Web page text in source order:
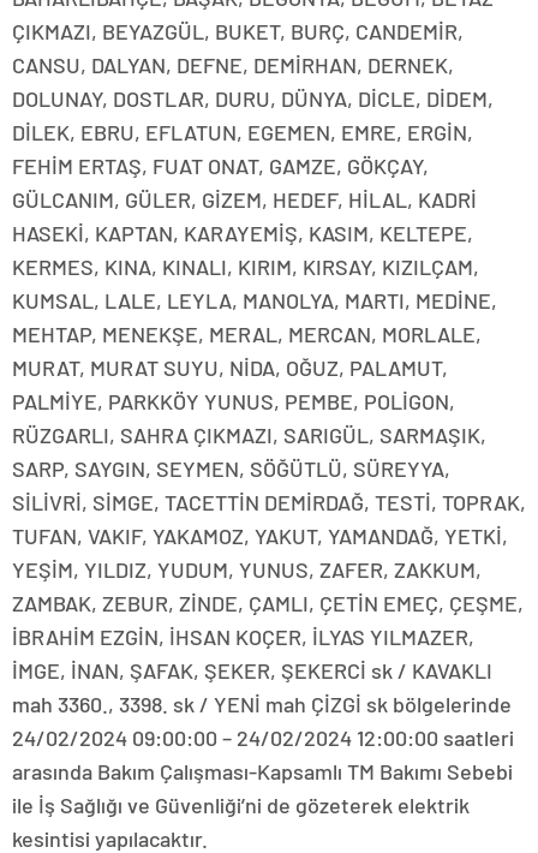
ÇIKMAZI, BEYAZGÜL, BUKET, BURÇ, CANDEMİR,
CANSU, DALYAN, DEFNE, DEMİRHAN, DERNEK,
DOLUNAY, DOSTLAR, DURU, DÜNYA, DİCLE, DİDEM,
DİLEK, EBRU, EFLATUN, EGEMEN, EMRE, ERGİN,
FEHİM ERTAŞ, FUAT ONAT, GAMZE, GÖKÇAY,
GÜLCANIM, GÜLER, GİZEM, HEDEF, HİLAL, KADRİ
HASEKİ, KAPTAN, KARAYEMİŞ, KASIM, KELTEPE,
KERMES, KINA, KINALI, KIRIM, KIRSAY, KIZILÇAM,
KUMSAL, LALE, LEYLA, MANOLYA, MARTI, MEDİNE,
MEHTAP, MENEKŞE, MERAL, MERCAN, MORLALE,
MURAT, MURAT SUYU, NİDA, OĞUZ, PALAMUT,
PALMİYE, PARKKÖY YUNUS, PEMBE, POLİGON,
RÜZGARLI, SAHRA ÇIKMAZI, SARIGÜL, SARMAŞIK,
SARP, SAYGIN, SEYMEN, SÖĞÜTLÜ, SÜREYYA,
SİLİVRİ, SİMGE, TACETTİN DEMİRDAĞ, TESTİ, TOPRAK,
TUFAN, VAKIF, YAKAMOZ, YAKUT, YAMANDAĞ, YETKİ,
YEŞİM, YILDIZ, YUDUM, YUNUS, ZAFER, ZAKKUM,
ZAMBAK, ZEBUR, ZİNDE, ÇAMLI, ÇETİN EMEÇ, ÇEŞME,
İBRAHİM EZGİN, İHSAN KOÇER, İLYAS YILMAZER,
İMGE, İNAN, ŞAFAK, ŞEKER, ŞEKERCİ sk / KAVAKLI
mah 3360., 3398. sk / YENİ mah ÇİZGİ sk bölgelerinde
24/02/2024 09:00:00 – 24/02/2024 12:00:00 saatleri
arasında Bakım Çalışması-Kapsamlı TM Bakımı Sebebi
ile İş Sağlığı ve Güvenliği’ni de gözeterek elektrik
kesintisi yapılacaktır.